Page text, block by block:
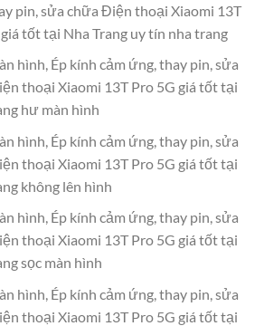
pin, sửa chữa Điện thoại Xiaomi 13T
tốt tại Nha Trang uy tín nha trang
hình, Ép kính cảm ứng, thay pin, sửa
thoại Xiaomi 13T Pro 5G giá tốt tại
hư màn hình
hình, Ép kính cảm ứng, thay pin, sửa
thoại Xiaomi 13T Pro 5G giá tốt tại
không lên hình
hình, Ép kính cảm ứng, thay pin, sửa
thoại Xiaomi 13T Pro 5G giá tốt tại
sọc màn hình
hình, Ép kính cảm ứng, thay pin, sửa
thoại Xiaomi 13T Pro 5G giá tốt tại